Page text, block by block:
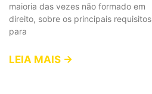
maioria das vezes não formado em
direito, sobre os principais requisitos
para
LEIA MAIS →